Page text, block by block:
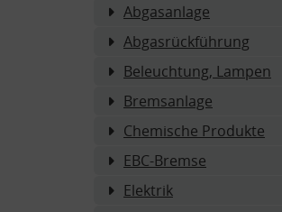
Abgasanlage
Abgasrückführung
Beleuchtung, Lampen
Bremsanlage
Chemische Produkte
EBC-Bremse
Elektrik